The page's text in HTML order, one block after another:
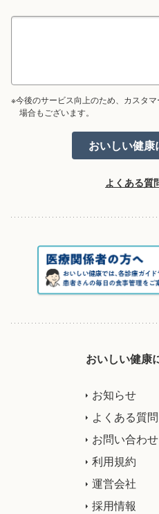
※今後のサービス向上のため、カスタ
場合もございます。
よくある質
おいしい健康
お知らせ
よくある質問
お問い合わせ
利用規約
運営会社
採用情報